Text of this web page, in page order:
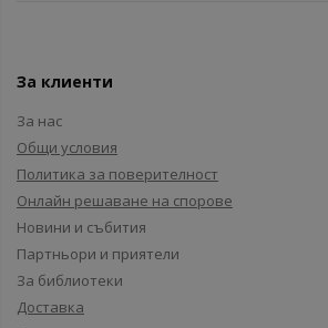
За клиенти
За нас
Общи условия
Политика за поверителност
Онлайн решаване на спорове
Новини и събития
Партньори и приятели
За библиотеки
Доставка